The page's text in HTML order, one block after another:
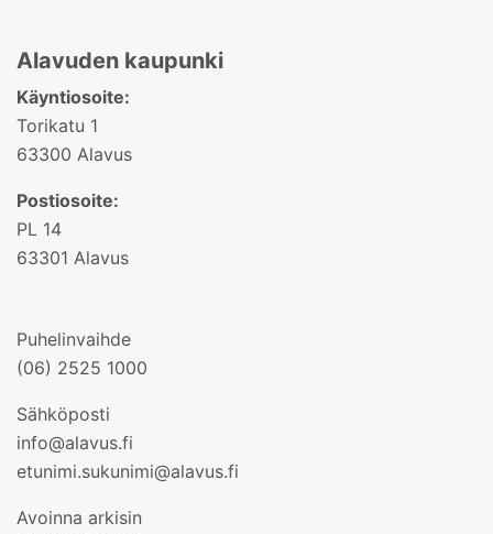
Alavuden kaupunki
Käyntiosoite:
Torikatu 1
63300 Alavus
Postiosoite:
PL 14
63301 Alavus
Puhelinvaihde
(06) 2525 1000
Sähköposti
info@alavus.fi
etunimi.sukunimi@alavus.fi
Avoinna arkisin